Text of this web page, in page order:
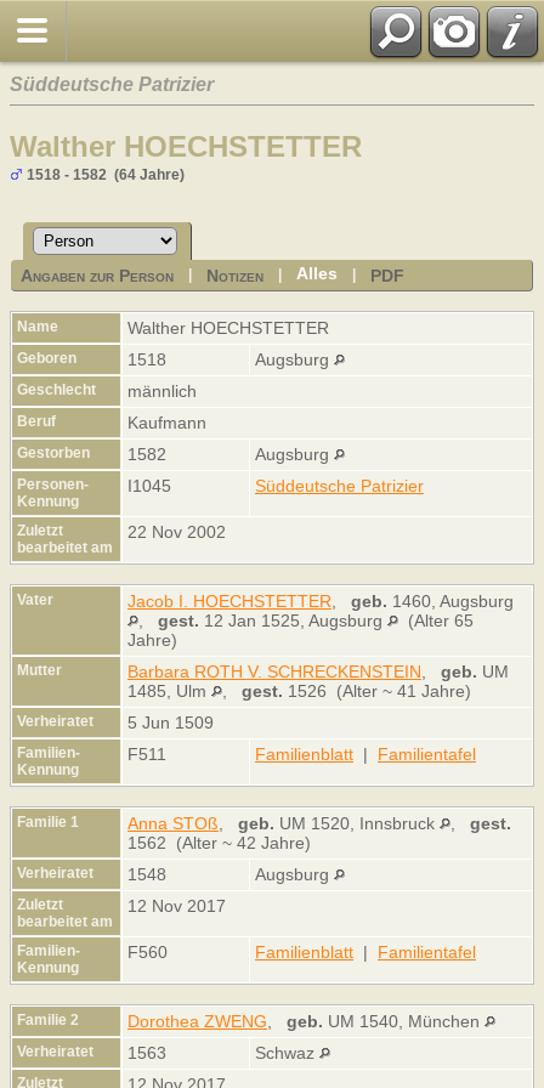
Süddeutsche Patrizier
Walther HOECHSTETTER
1518 - 1582 (64 Jahre)
Angaben zur Person Notizen |Alles PDF
Name Walther HOECHSTETTER
Geboren 1518 Augsburg
Geschlecht männlich
Beruf Kaufmann
Gestorben 1582 Augsburg
Personen-
Kennung
I1045 Süddeutsche Patrizier
Zuletzt
bearbeitet am
22 Nov 2002
Vater Jacob I. HOECHSTETTER geb. 1460, Augsburg
gest. 12 Jan 1525, Augsburg
(Alter 65
Jahre)
Mutter Barbara ROTH V. SCHRECKENSTEIN geb. UM
1485, Ulm
gest. 1526 (Alter ~ 41 Jahre)
Verheiratet 5 Jun 1509
Familien-
Kennung
F511 Familienblatt | Familientafel
Familie 1 Anna STOß geb. UM 1520, Innsbruck
gest.
1562 (Alter ~ 42 Jahre)
Verheiratet 1548 Augsburg
Zuletzt
bearbeitet am
12 Nov 2017
Familien-
Kennung
F560 Familienblatt | Familientafel
Familie 2 Dorothea ZWENG geb. UM 1540, München
Verheiratet 1563 Schwaz
Zuletzt 12 Nov 2017